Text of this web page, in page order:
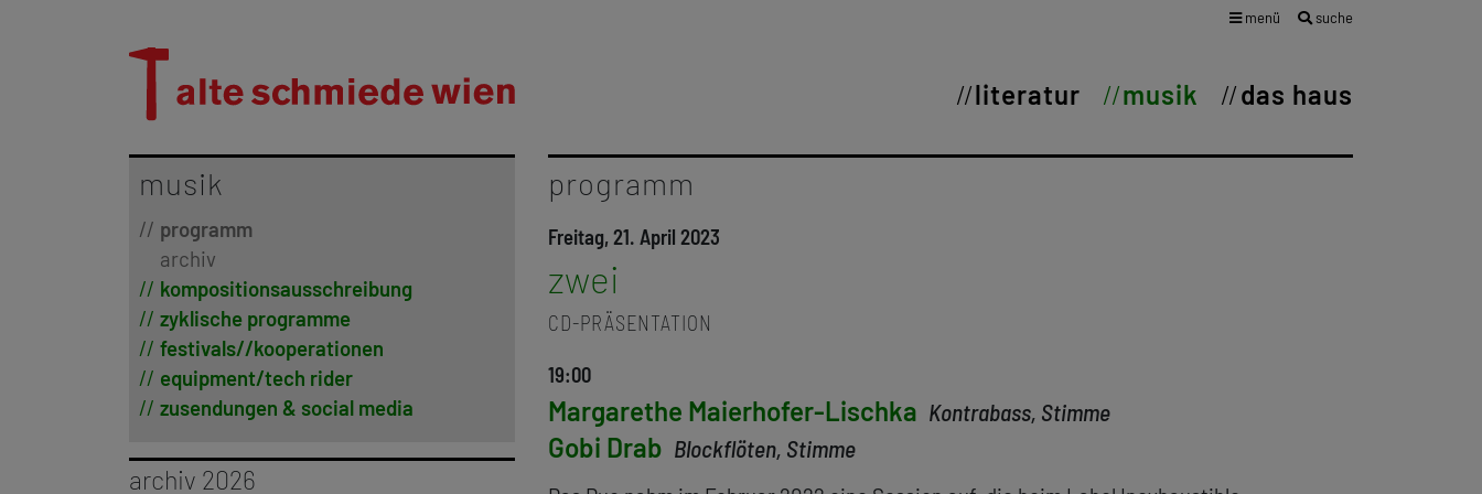
menü suche
literatur musik das haus
musik
programm
archiv
kompositionsausschreibung
zyklische programme
festivals//kooperationen
equipment/tech rider
zusendungen & social media
archiv 2026
programm
Freitag, 21. April 2023
zwei
CD-PRÄSENTATION
19:00
Margarethe Maierhofer-Lischka Kontrabass, Stimme
Gobi Drab Blockflöten, Stimme